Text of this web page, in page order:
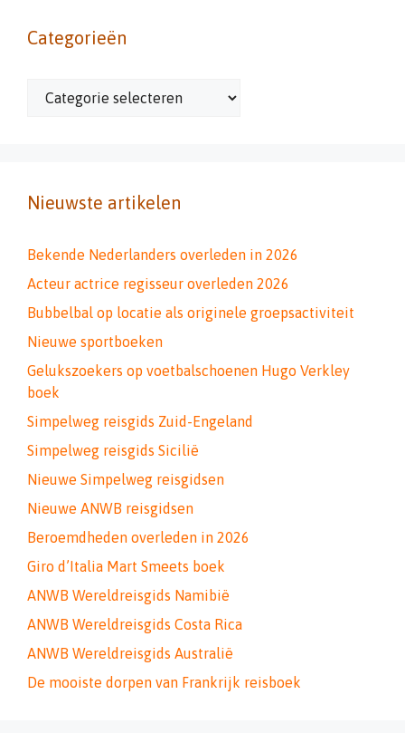
Categorieën
Categorieën
Nieuwste artikelen
Bekende Nederlanders overleden in 2026
Acteur actrice regisseur overleden 2026
Bubbelbal op locatie als originele groepsactiviteit
Nieuwe sportboeken
Gelukszoekers op voetbalschoenen Hugo Verkley
boek
Simpelweg reisgids Zuid-Engeland
Simpelweg reisgids Sicilië
Nieuwe Simpelweg reisgidsen
Nieuwe ANWB reisgidsen
Beroemdheden overleden in 2026
Giro d’Italia Mart Smeets boek
ANWB Wereldreisgids Namibië
ANWB Wereldreisgids Costa Rica
ANWB Wereldreisgids Australië
De mooiste dorpen van Frankrijk reisboek